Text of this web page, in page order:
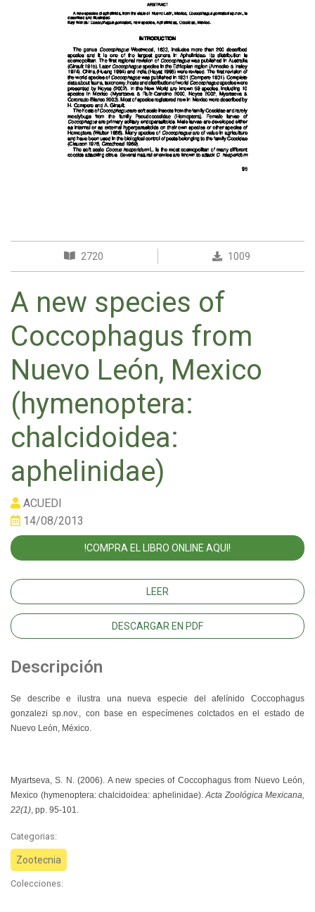
2720 1009
A new species of
Coccophagus from
Nuevo León, Mexico
(hymenoptera:
chalcidoidea:
aphelinidae)
ACUEDI
14/08/2013
!COMPRA EL LIBRO ONLINE AQUI!
LEER
DESCARGAR EN PDF
Descripción
Se describe e ilustra una nueva especie del afelínido Coccophagus
gonzalezi sp.nov., con base en especímenes colctados en el estado de
Nuevo León, México.
Myartseva, S. N.(2006). A new species of Coccophagus from Nuevo León,
Mexico (hymenoptera: chalcidoidea: aphelinidae).Acta Zoológica Mexicana,
22(1), pp. 95-101.
Categorias:
Zootecnia
Colecciones: